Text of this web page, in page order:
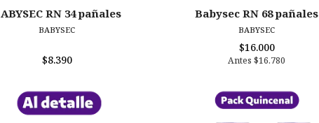
RN 34 pañales
BABYSEC
$8.390
Babysec RN 68 pañales
BABYSEC
$16.000
Antes$16.780